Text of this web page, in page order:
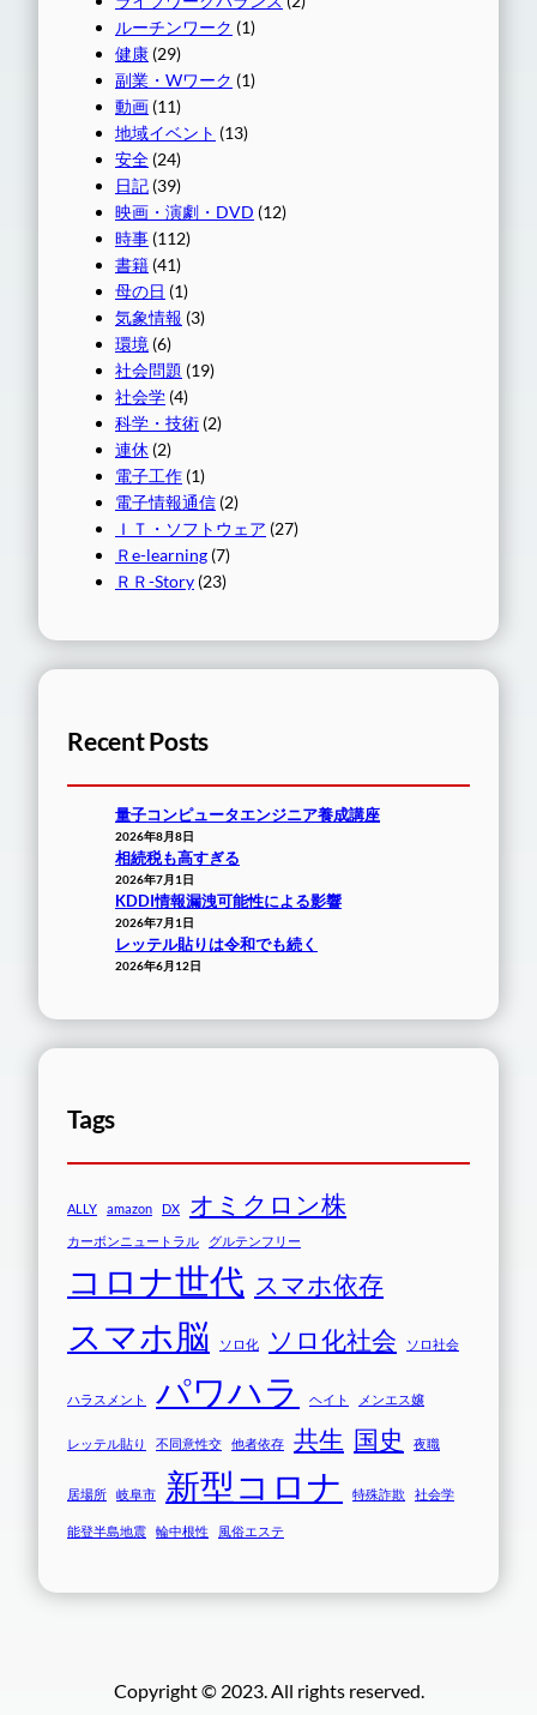
ルーチンワーク (1)
健康 (29)
副業・Wワーク (1)
動画 (11)
地域イベント (13)
安全 (24)
日記 (39)
映画・演劇・DVD (12)
時事 (112)
書籍 (41)
母の日 (1)
気象情報 (3)
環境 (6)
社会問題 (19)
社会学 (4)
科学・技術 (2)
連休 (2)
電子工作 (1)
電子情報通信 (2)
ＩＴ・ソフトウェア (27)
Ｒe-learning (7)
ＲＲ-Story (23)
Recent Posts
量子コンピュータエンジニア養成講座
2026年8月8日
相続税も高すぎる
2026年7月1日
KDDI情報漏洩可能性による影響
2026年7月1日
レッテル貼りは令和でも続く
2026年6月12日
Tags
ALLY amazon DX オミクロン株
カーボンニュートラル グルテンフリー
コロナ世代 スマホ依存
スマホ脳 ソロ化 ソロ化社会 ソロ社会
ハラスメント パワハラ ヘイト メンエス嬢
レッテル貼り 不同意性交 他者依存 共生 国史 夜職
居場所 岐阜市 新型コロナ 特殊詐欺 社会学
能登半島地震 輪中根性 風俗エステ
Copyright © 2023. All rights reserved.